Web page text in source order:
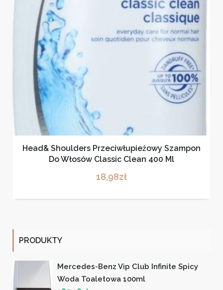
Head& Shoulders Przeciwłupieżowy Szampon
Do Włosów Classic Clean 400 Ml
18,98zł
PRODUKTY
Mercedes-Benz Vip Club Infinite Spicy
Woda Toaletowa 100ml